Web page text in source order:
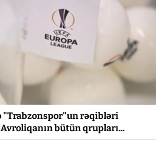
"Trabzonspor"un rəqibləri
bütün qrupları...